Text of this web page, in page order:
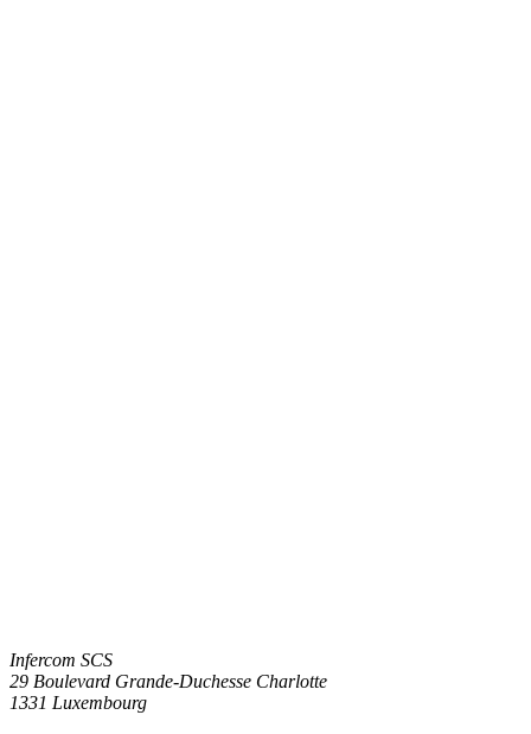
Infercom SCS
29 Boulevard Grande-Duchesse Charlotte
1331 Luxembourg